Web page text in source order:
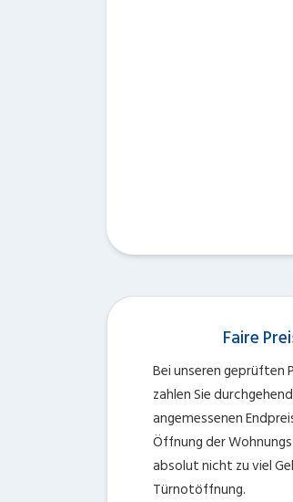
Faire
Bei unseren geprüften
zahlen Sie
angemessenen
Öffnung der
absolut nicht zu viel
Türnotöffnung.